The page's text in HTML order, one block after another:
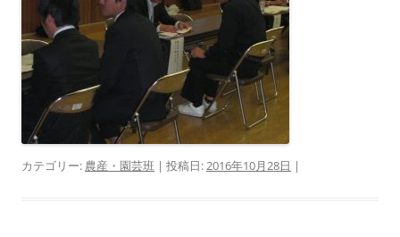
カテゴリー: 農産・園芸班 | 投稿日:2016年10月28日 |